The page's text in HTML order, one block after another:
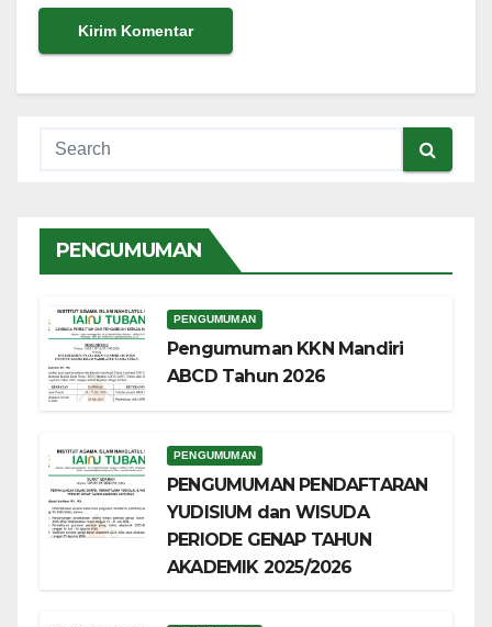
PENGUMUMAN
PENGUMUMAN
Pengumuman KKN Mandiri
ABCD Tahun 2026
PENGUMUMAN
PENGUMUMAN PENDAFTARAN
YUDISIUM dan WISUDA
PERIODE GENAP TAHUN
AKADEMIK 2025/2026